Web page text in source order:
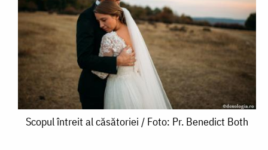
Scopul
Scopul întreit al căsătoriei / Foto: Pr. Benedict Both